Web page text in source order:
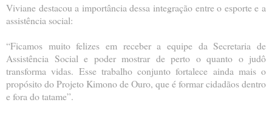
Viviane destacou a importância dessa integração entre o esporte e a
assistência social:
“Ficamos muito felizes em receber a equipe da Secretaria de
Assistência Social e poder mostrar de perto o quanto o judô
transforma vidas. Esse trabalho conjunto fortalece ainda mais o
propósito do Projeto Kimono de Ouro, que é formar cidadãos dentro
e fora do tatame”.